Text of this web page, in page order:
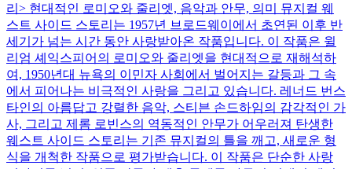
리> 현대적인 로미오와 줄리엣, 음악과 안무, 의미
뮤지컬 웨
스트 사이드 스토리는 1957년 브로드웨이에서 초연된 이후 반
세기가 넘는 시간 동안 사랑받아온 작품입니다. 이 작품은 윌
리엄 셰익스피어의 로미오와 줄리엣을 현대적으로 재해석하
여, 1950년대 뉴욕의 이민자 사회에서 벌어지는 갈등과 그 속
에서 피어나는 비극적인 사랑을 그리고 있습니다. 레너드 번스
타인의 아름답고 강렬한 음악, 스티븐 손드하임의 감각적인 가
사, 그리고 제롬 로빈스의 역동적인 안무가 어우러져 탄생한
웨스트 사이드 스토리는 기존 뮤지컬의 틀을 깨고, 새로운 형
식을 개척한 작품으로 평가받습니다. 이 작품은 단순한 사랑